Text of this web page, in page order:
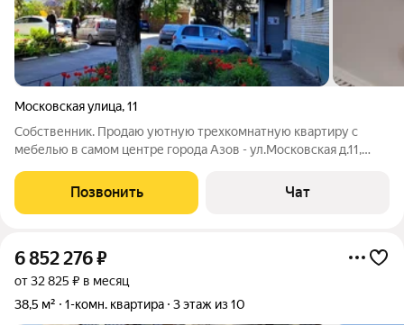
Московская улица,11
Собственник. Продаю уютную трехкомнатную квартиру с
мебелью в самом центре города Азов - ул.Московская д.11,
изолированная. Окна из двух комнат и кухни выходят в тихий
зеленый благоустроенный двор,
Позвонить Чат
6 852 276₽
от 32 825 ₽ в месяц
38,5 м²
1-комн. квартира 3 этаж из 10